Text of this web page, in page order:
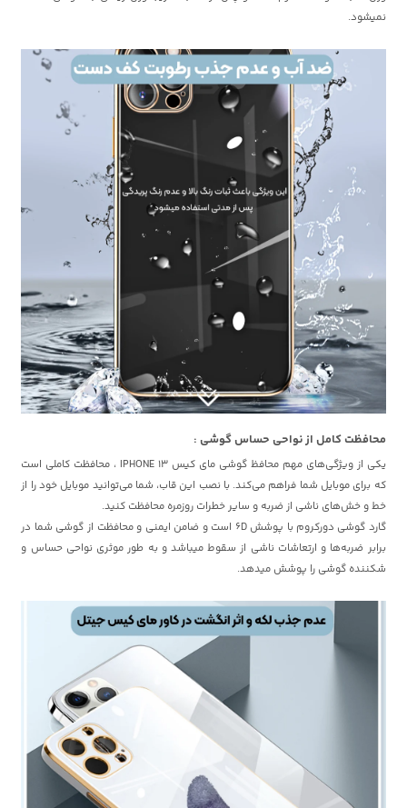
نمیشود.
محافظت کامل از نواحی حساس گوشی :
یکی از ویژگی‌های مهم محافظ گوشی مای کیس IPHONE 13 ، محافظت کاملی است
که برای موبایل شما فراهم می‌کند. با نصب این قاب، شما می‌توانید موبایل خود را از
خط و خش‌های ناشی از ضربه و سایر خطرات روزمره محافظت کنید.
گارد گوشی دورکروم با پوشش 6D است و ضامن ایمنی و محافظت از گوشی شما در
برابر ضربه‌ها و ارتعاشات ناشی از سقوط میباشد و به طور موثری نواحی حساس و
شکننده گوشی را پوشش میدهد.